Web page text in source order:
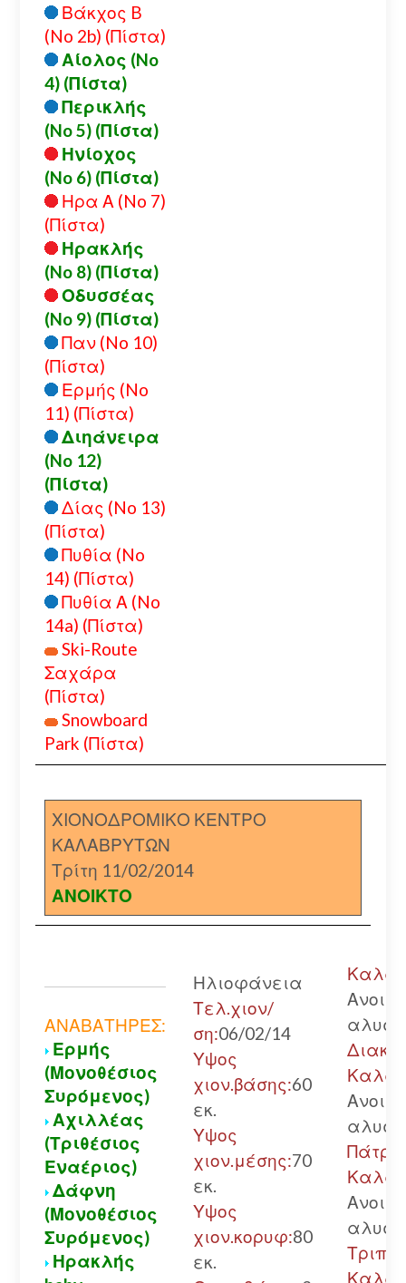
Βάκχος B
(No 2b) (Πίστα)
Αίολος (No
4) (Πίστα)
Περικλής
(No 5) (Πίστα)
Ηνίοχος
(No 6) (Πίστα)
Ηρα Α (No 7)
(Πίστα)
Ηρακλής
(No 8) (Πίστα)
Οδυσσέας
(No 9) (Πίστα)
Παν (No 10)
(Πίστα)
Ερμής (No
11) (Πίστα)
Διηάνειρα
(No 12)
(Πίστα)
Δίας (No 13)
(Πίστα)
Πυθία (No
14) (Πίστα)
Πυθία Α (No
14a) (Πίστα)
Ski-Route
Σαχάρα
(Πίστα)
Snowboard
Park (Πίστα)
ΧΙΟΝΟΔΡΟΜΙΚΟ ΚΕΝΤΡΟ
ΚΑΛΑΒΡΥΤΩΝ
Τρίτη 11/02/2014
ΑΝΟΙΚΤΟ
ΑΝΑΒΑΤΗΡΕΣ:
Ερμής
(Μονοθέσιος
Συρόμενος)
Αχιλλέας
(Τριθέσιος
Εναέριος)
Δάφνη
(Μονοθέσιος
Συρόμενος)
Ηρακλής
Ηλιοφάνεια
Τελ.χιον/
ση:06/02/14
Υψος
χιον.βάσης:60
εκ.
Υψος
χιον.μέσης:70
εκ.
Υψος
χιον.κορυφ:80
εκ.